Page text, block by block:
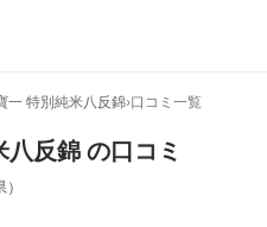
一 特別純米八反錦›口コミ一覧
八反錦 の口コミ